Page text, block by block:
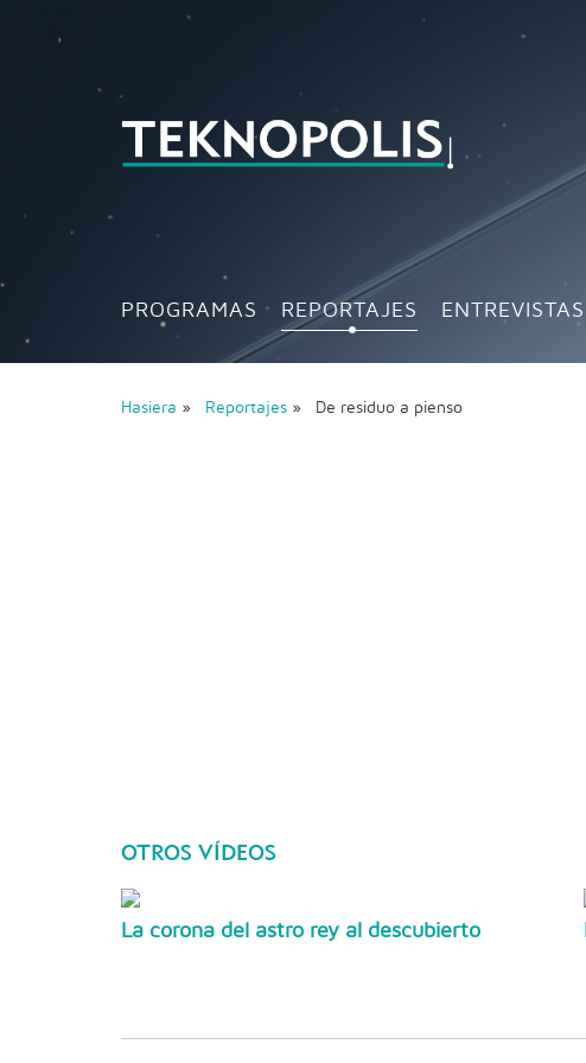
PROGRAMAS REPORTAJES ENTREVISTAS
Hasiera » Reportajes » De residuo a pienso
OTROS VÍDEOS
La corona del astro rey al descubierto